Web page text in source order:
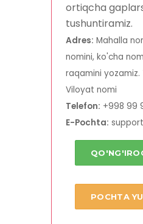
ortiqcha
tushuntiramiz.
Adres: Mahalla
nomini, ko'cha
raqamini yozamiz.
Viloyat nomi
Telefon: +998 99
E-Pochta:
POCHTA